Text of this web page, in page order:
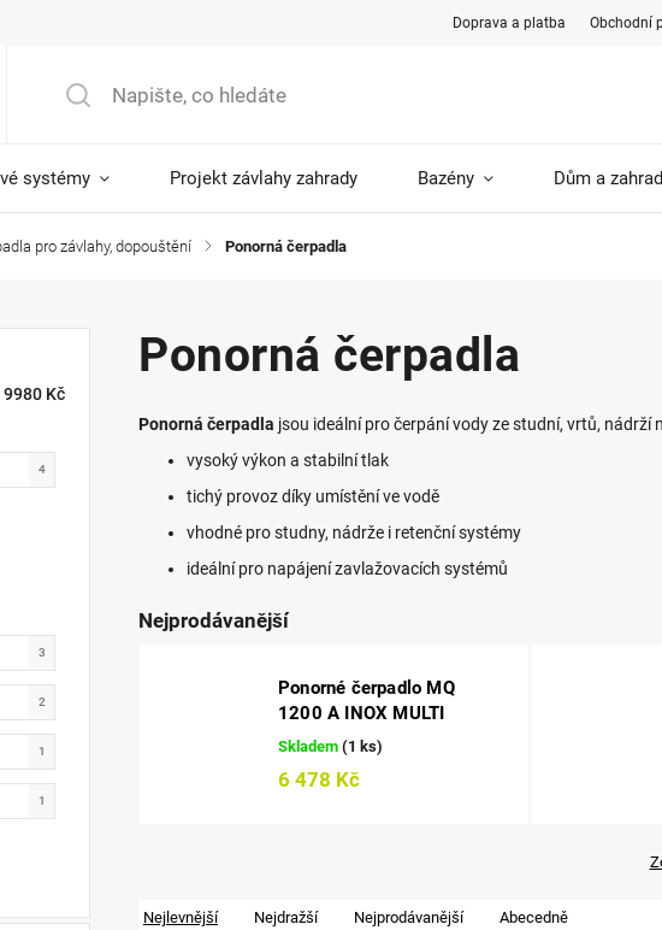
Doprava a platba Obchodní
systémy Projekt závlahy zahrady Bazény Dům a
pro závlahy, dopouštění / Ponorná čerpadla
9980 Kč
4
3
2
1
1
Ponorná čerpadla
Ponorná čerpadla jsou ideální pro čerpání vody ze studní, vrtů,
vysoký výkon a stabilní tlak
tichý provoz díky umístění ve vodě
vhodné pro studny, nádrže i retenční systémy
ideální pro napájení zavlažovacích systémů
Nejprodávanější
Ponorné čerpadlo MQ
1200 A INOX MULTI
Skladem (1 ks)
6 478 Kč
Nejlevnější Nejdražší Nejprodávanější Abecedně